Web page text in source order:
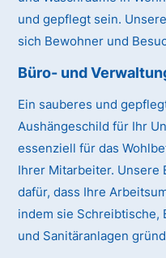
und gepflegt sein.
sich Bewohner und
Büro- und
Ein sauberes und
Aushängeschild für Ihr
essenziell für das
Ihrer Mitarbeiter. Unsere
dafür, dass Ihre
indem sie Schreibtische,
und Sanitäranlagen